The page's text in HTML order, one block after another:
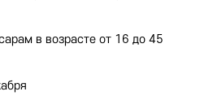
в возрасте от 16 до 45